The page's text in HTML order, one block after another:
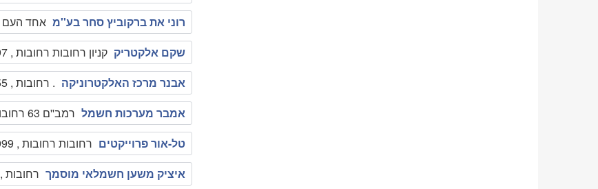
רוני את ברקוביץ סחר בע''מ אחד העם 13 רחובות , 089363316
שקם אלקטריק קניון רחובות רחובות , 089455997
אבנר מרכז האלקטרוניקה . רחובות , 0526403655
אמבר מערכות חשמל רמב''ם 63 רחובות , 0528409125
טל-אור פרוייקטים רחובות רחובות , 1800689999
איציק משען חשמלאי מוסמך רחובות , 050-3464617